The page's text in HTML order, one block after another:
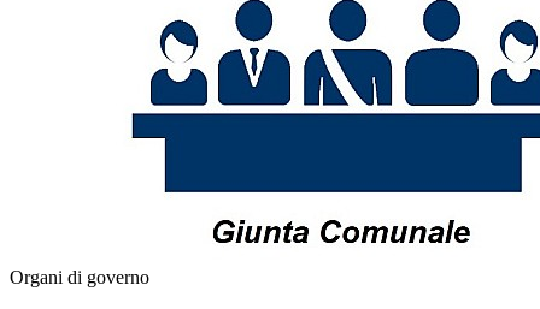
Organi di governo